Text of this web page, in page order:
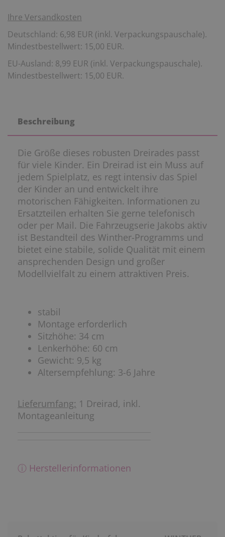
Ihre Versandkosten
Deutschland: 6,98 EUR (inkl. Verpackungspauschale).
Mindestbestellwert: 15,00 EUR.
EU-Ausland: 8,99 EUR (inkl. Verpackungspauschale).
Mindestbestellwert: 15,00 EUR.
Beschreibung
Die Größe dieses robusten Dreirades passt
für viele Kinder. Ein Dreirad ist ein Muss auf
jedem Spielplatz, es regt intensiv das Spiel
der Kinder an und entwickelt ihre
motorischen Fähigkeiten. Informationen zu
Ersatzteilen erhalten Sie gerne telefonisch
oder per Mail. Die Fahrzeugserie Jakobs aktiv
ist Bestandteil des Winther-Programms und
bietet eine stabile, solide Qualität mit einem
ansprechenden Design und großer
Modellvielfalt zu einem attraktiven Preis.
stabil
Montage erforderlich
Sitzhöhe: 34 cm
Lenkerhöhe: 60 cm
Gewicht: 9,5 kg
Altersempfehlung: 3-6 Jahre
Lieferumfang: 1 Dreirad, inkl.
Montageanleitung
ⓘ Herstellerinformationen